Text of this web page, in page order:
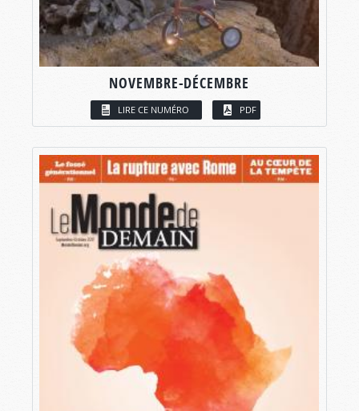
NOVEMBRE-DÉCEMBRE
LIRE CE NUMÉRO PDF